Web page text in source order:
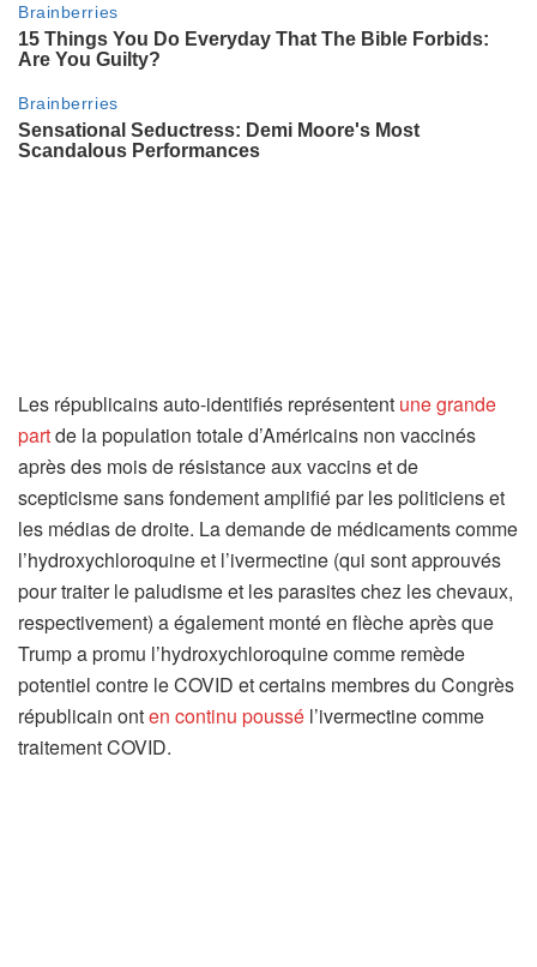
Les républicains auto-identifiés représentent une grande
partde la population totale d’Américains non vaccinés
après des mois de résistance aux vaccins et de
scepticisme sans fondement amplifié par les politiciens et
les médias de droite. La demande de médicaments comme
l’hydroxychloroquine et l’ivermectine (qui sont approuvés
pour traiter le paludisme et les parasites chez les chevaux,
respectivement) a également monté en flèche après que
Trump a promu l’hydroxychloroquine comme remède
potentiel contre le COVID et certains membres du Congrès
républicain onten continu poussé l’ivermectine comme
traitement COVID.